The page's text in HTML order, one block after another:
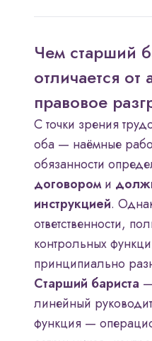
Чем старший
отличается от
правовое
С точки зрения
оба — наёмные
обязанности
договороми
инструкцией.
ответственности,
контрольных
принципиально
Старший бариста
линейный
функция —